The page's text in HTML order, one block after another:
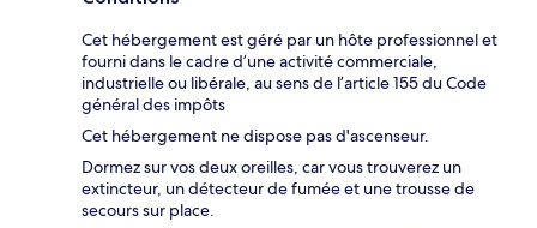
Cet hébergement est géré par un hôte professionnel et
fourni dans le cadre d’une activité commerciale,
industrielle ou libérale, au sens de l’article 155 du Code
général des impôts
Cet hébergement ne dispose pas d'ascenseur.
Dormez sur vos deux oreilles, car vous trouverez un
extincteur, un détecteur de fumée et une trousse de
secours sur place.